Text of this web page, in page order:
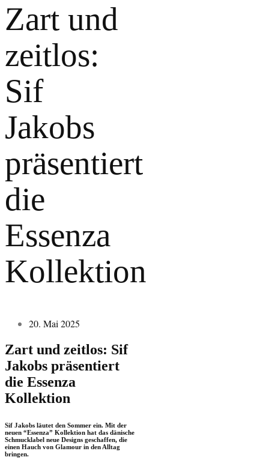
Zart und
zeitlos:
Sif
Jakobs
präsentiert
die
Essenza
Kollektion
20. Mai 2025
Zart und zeitlos: Sif
Jakobs präsentiert
die Essenza
Kollektion
Sif Jakobs läutet den Sommer ein. Mit der
neuen “Essenza” Kollektion hat das dänische
Schmucklabel neue Designs geschaffen, die
einen Hauch von Glamour in den Alltag
bringen.